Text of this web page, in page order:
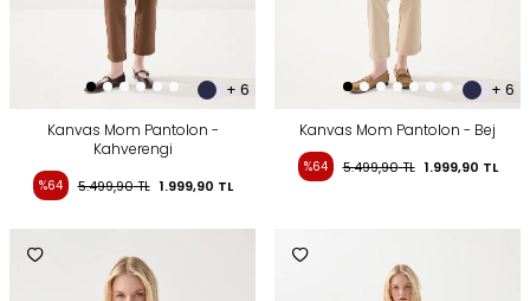
+ 6
Kanvas Mom Pantolon -
Kahverengi
%64 5.499,90TL 1.999,90 TL
+ 6
Kanvas Mom Pantolon - Bej
%64 5.499,90TL 1.999,90 TL